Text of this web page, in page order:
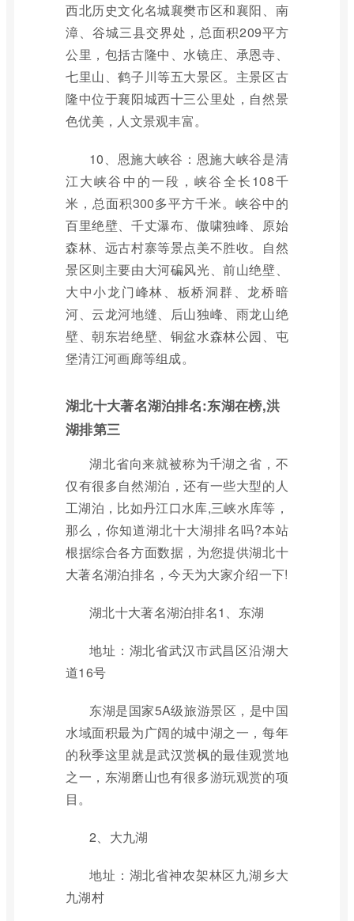
西北历史文化名城襄樊市区和襄阳、南
漳、谷城三县交界处，总面积209平方
公里，包括古隆中、水镜庄、承恩寺、
七里山、鹤子川等五大景区。主景区古
隆中位于襄阳城西十三公里处，自然景
色优美，人文景观丰富。
10、恩施大峡谷：恩施大峡谷是清
江大峡谷中的一段，峡谷全长108千
米，总面积300多平方千米。峡谷中的
百里绝壁、千丈瀑布、傲啸独峰、原始
森林、远古村寨等景点美不胜收。自然
景区则主要由大河碥风光、前山绝壁、
大中小龙门峰林、板桥洞群、龙桥暗
河、云龙河地缝、后山独峰、雨龙山绝
壁、朝东岩绝壁、铜盆水森林公园、屯
堡清江河画廊等组成。
湖北十大著名湖泊排名:东湖在榜,洪
湖排第三
湖北省向来就被称为千湖之省，不
仅有很多自然湖泊，还有一些大型的人
工湖泊，比如丹江口水库,三峡水库等，
那么，你知道湖北十大湖排名吗?本站
根据综合各方面数据，为您提供湖北十
大著名湖泊排名，今天为大家介绍一下!
湖北十大著名湖泊排名1、东湖
地址：湖北省武汉市武昌区沿湖大
道16号
东湖是国家5A级旅游景区，是中国
水域面积最为广阔的城中湖之一，每年
的秋季这里就是武汉赏枫的最佳观赏地
之一，东湖磨山也有很多游玩观赏的项
目。
2、大九湖
地址：湖北省神农架林区九湖乡大
九湖村